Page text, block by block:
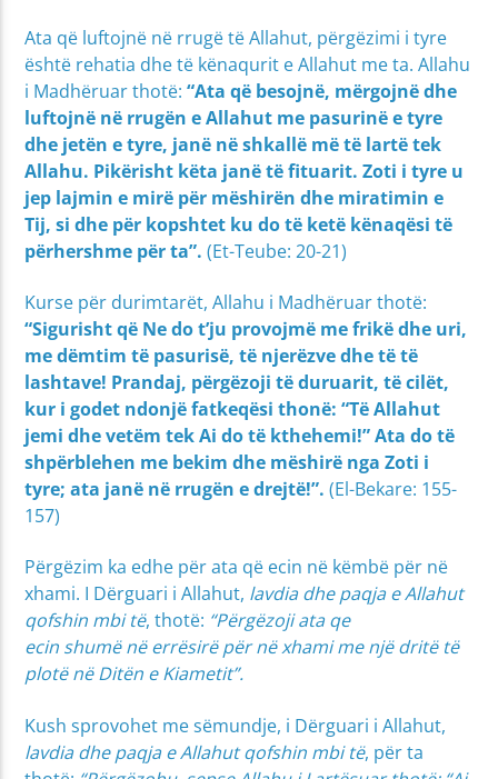
Ata që luftojnë në rrugë të Allahut, përgëzimi i tyre
është rehatia dhe të kënaqurit e Allahut me ta. Allahu
i Madhëruar thotë:“Ata që besojnë, mërgojnë dhe
luftojnë në rrugën e Allahut me pasurinë e tyre
dhe jetën e tyre, janë në shkallë më të lartë tek
Allahu. Pikërisht këta janë të fituarit. Zoti i tyre u
jep lajmin e mirë për mëshirën dhe miratimin e
Tij, si dhe për kopshtet ku do të ketë kënaqësi të
përhershme për ta”. (Et-Teube: 20-21)
Kurse për durimtarët, Allahu i Madhëruar thotë:
“Sigurisht që Ne do t’ju provojmë me frikë dhe uri,
me dëmtim të pasurisë, të njerëzve dhe të të
lashtave! Prandaj, përgëzoji të duruarit, të cilët,
kur i godet ndonjë fatkeqësi thonë: “Të Allahut
jemi dhe vetëm tek Ai do të kthehemi!” Ata do të
shpërblehen me bekim dhe mëshirë nga Zoti i
tyre; ata janë në rrugën e drejtë!”. (El-Bekare: 155-
157)
Përgëzim ka edhe për ata që ecin në këmbë për në
xhami. I Dërguari i Allahut, lavdia dhe paqja e Allahut
qofshin mbi të, thotë: “Përgëzoji ata qe
ecin shumë në errësirë për në xhami me një dritë të
plotë në Ditën e Kiametit”.
Kush sprovohet me sëmundje, i Dërguari i Allahut,
lavdia dhe paqja e Allahut qofshin mbi të, për ta